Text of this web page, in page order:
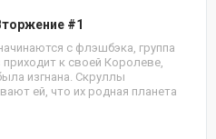
#1
с флэшбэка, группа
к своей Королеве,
изгнана. Скруллы
ей, что их родная планета